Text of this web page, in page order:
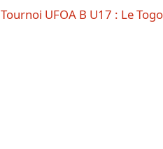
Tournoi UFOA B U17 : Le